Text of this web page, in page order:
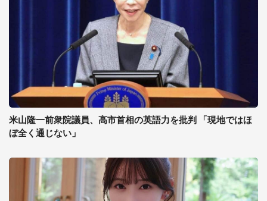
米山隆一前衆院議員、高市首相の英語力を批判 「現地ではほ
ぼ全く通じない」